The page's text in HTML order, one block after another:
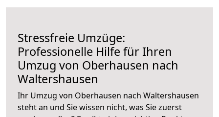
Stressfreie Umzüge:
Professionelle Hilfe für Ihren
Umzug von Oberhausen nach
Waltershausen
Ihr Umzug von Oberhausen nach Waltershausen
steht an und Sie wissen nicht, was Sie zuerst